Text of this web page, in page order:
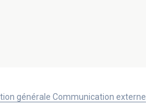
générale Communication externe